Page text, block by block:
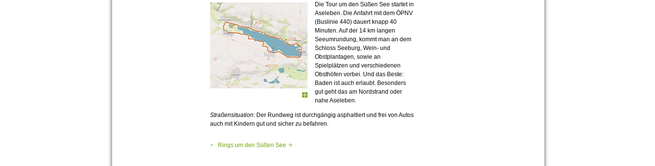
Die Tour um den Süßen See startet in
Aseleben. Die Anfahrt mit dem ÖPNV
(Buslinie 440) dauert knapp 40
Minuten. Auf der 14 km langen
Seeumrundung, kommt man an dem
Schloss Seeburg, Wein- und
Obstplantagen, sowie an
Spielplätzen und verschiedenen
Obsthöfen vorbei. Und das Beste:
Baden ist auch erlaubt. Besonders
gut geht das am Nordstrand oder
nahe Aseleben.
Straßensituation: Der Rundweg ist durchgängig asphaltiert und frei von Autos
auch mit Kindern gut und sicher zu befahren.
Rings um den Süßen See